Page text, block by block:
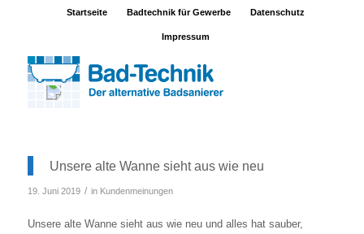
Startseite Badtechnik für Gewerbe Datenschutz
Impressum
Unsere alte Wanne sieht aus wie neu
19. Juni 2019 / in Kundenmeinungen
Unsere alte Wanne sieht aus wie neu und alles hat sauber,